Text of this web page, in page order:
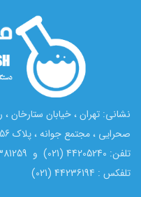
نشانی: تهران ، خیابان ستارخان
صحرایی ، مجتمع جوانه ، پلاک 856 ، ط 4 ، واحد 5
تلفن: 44205240 (021) و 44381259 (021)
تلفکس : 44236194 (021)